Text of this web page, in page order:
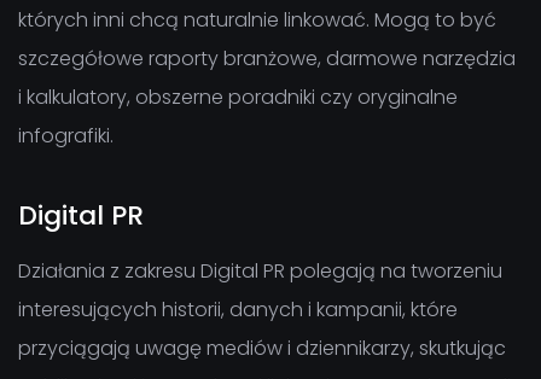
których inni chcą naturalnie linkować. Mogą to być
szczegółowe raporty branżowe, darmowe narzędzia
i kalkulatory, obszerne poradniki czy oryginalne
infografiki.
Digital PR
Działania z zakresu Digital PR polegają na tworzeniu
interesujących historii, danych i kampanii, które
przyciągają uwagę mediów i dziennikarzy, skutkując